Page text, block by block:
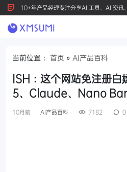
10+年产品经理专注分享AI 工具、AI 资
产品创新，按 Ctrl+D 收藏我们
当前位置： 首页 » AI产品百科
ISH：这个网站免注册白
5、Claude、Nano
10月前 AI产品百科 7182 0